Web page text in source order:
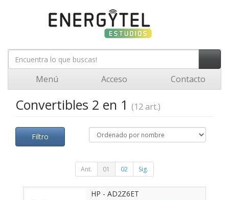
Menú Acceso Contacto
Convertibles 2 en 1 (12 art.)
Filtro
Ant. 01 02 Sig.
HP - AD2Z6ET